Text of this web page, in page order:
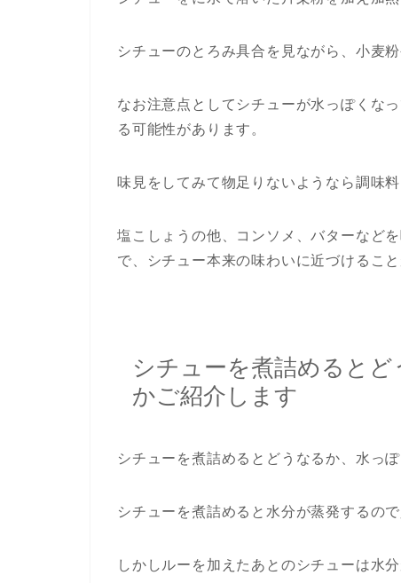
シチューのとろみ具合を見ながら、小麦
なお注意点としてシチューが水っぽくな
る可能性があります。
味見をしてみて物足りないようなら調味
塩こしょうの他、コンソメ、バターなど
で、シチュー本来の味わいに近づけるこ
シチューを煮詰めると
かご紹介します
シチューを煮詰めるとどうなるか、水っ
シチューを煮詰めると水分が蒸発するの
しかしルーを加えたあとのシチューは水